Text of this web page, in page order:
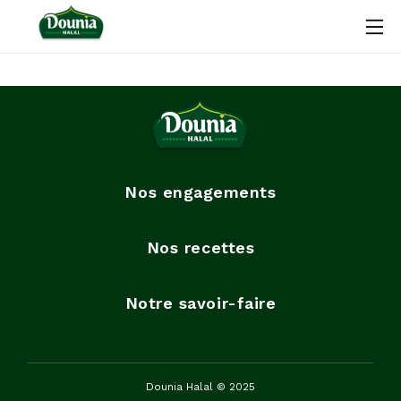
Nos engagements
Nos recettes
Notre savoir-faire
Dounia Halal © 2025